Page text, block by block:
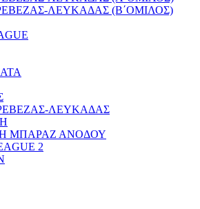
ΛΕΥΚΑΔΑΣ (Β΄ΟΜΙΛΟΣ)
ΛΕΥΚΑΔΑΣ
ΜΠΑΡΑΖ ΑΝΟΔΟΥ
2